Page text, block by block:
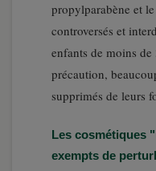
propylparabène et
controversés et
enfants de moins
précaution,
supprimés de leurs
Les cosmétiques
exempts de